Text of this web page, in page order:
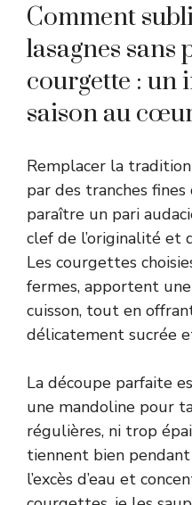
Comment
lasagnes sans
courgette : un
saison au
Remplacer la
par des tranches
paraître un pari
clef de l’originalité
Les courgettes
fermes, apportent
cuisson, tout en
délicatement sucrée
La découpe parfaite
une mandoline pour
régulières, ni trop
tiennent bien
l’excès d’eau et